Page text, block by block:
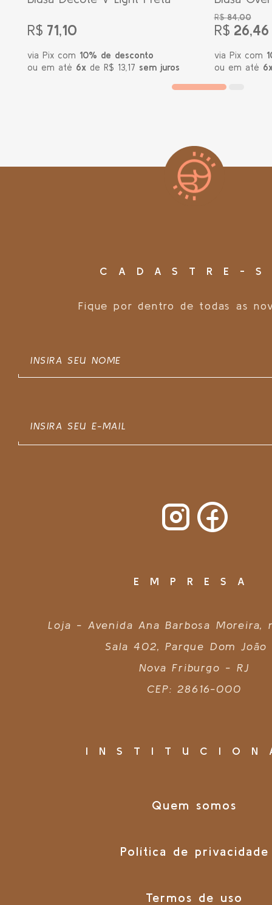
R$ 71,10
via Pix com 10% de desconto
ou em até 6x de R$ 13,17 sem juros
Marinho
R$84,00
R$ 26,46
via Pix com
ou em até
CADASTRE-
Fique por dentro de todas as
EMPRESA
Loja - Avenida Ana Barbosa Moreira,
Sala 402, Parque Dom João
Nova Friburgo - RJ
CEP: 28616-000
Quem somos
Política de privacidade
Termos de uso